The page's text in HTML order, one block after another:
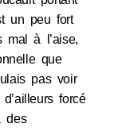
un peu fort
mal à l’aise,
que
pas voir
forcé